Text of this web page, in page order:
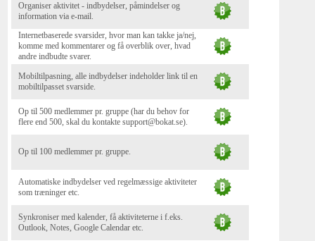
Organiser aktivitet - indbydelser, påmindelser og
information via e-mail.
Internetbaserede svarsider, hvor man kan takke ja/nej,
komme med kommentarer og få overblik over, hvad
andre indbudte svarer.
Mobiltilpasning, alle indbydelser indeholder link til en
mobiltilpasset svarside.
Op til 500 medlemmer pr. gruppe (har du behov for
flere end 500, skal du kontakte support@bokat.se).
Op til 100 medlemmer pr. gruppe.
Automatiske indbydelser ved regelmæssige aktiviteter
som træninger etc.
Synkroniser med kalender, få aktiviteterne i f.eks.
Outlook, Notes, Google Calendar etc.